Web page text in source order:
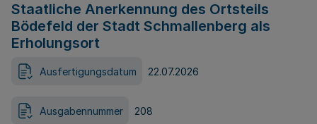
Staatliche Anerkennung des Ortsteils
Bödefeld der Stadt Schmallenberg als
Erholungsort
Ausfertigungsdatum 22.07.2026
Ausgabennummer 208